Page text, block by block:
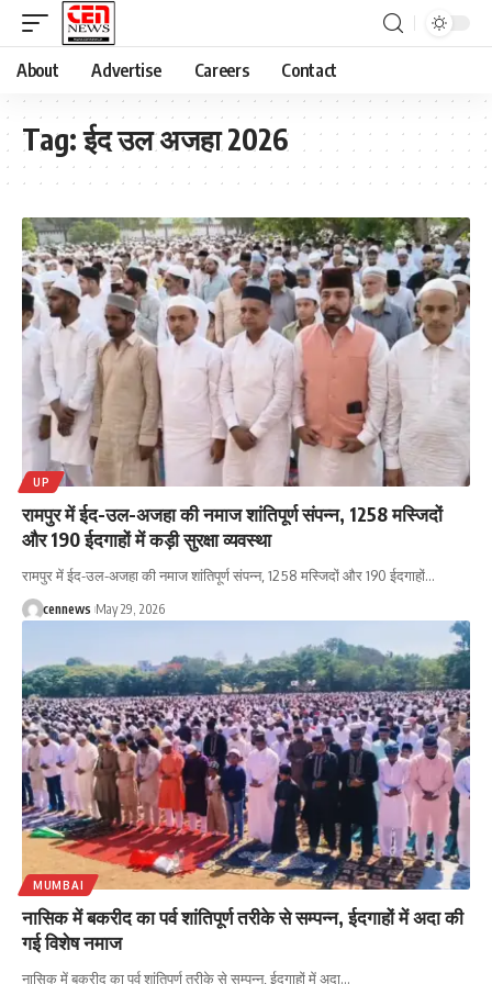
About Advertise Careers Contact
Tag:ईद उल अजहा 2026
UP
रामपुर में ईद-उल-अजहा की नमाज शांतिपूर्ण संपन्न, 1258 मस्जिदों
और 190 ईदगाहों में कड़ी सुरक्षा व्यवस्था
रामपुर में ईद-उल-अजहा की नमाज शांतिपूर्ण संपन्न, 1258 मस्जिदों और 190 ईदगाहों…
cennews May 29, 2026
MUMBAI
नासिक में बकरीद का पर्व शांतिपूर्ण तरीके से सम्पन्न, ईदगाहों में अदा की
गई विशेष नमाज
नासिक में बकरीद का पर्व शांतिपूर्ण तरीके से सम्पन्न, ईदगाहों में अदा…